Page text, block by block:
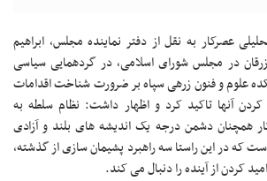
عصرکار به نقل از دفتر نماینده مجلس، ابراهیم
زرقان در مجلس شورای اسلامی، در گردهمایی سیاسی
علوم و فنون زرهی سپاه بر ضرورت شناخت اقدامات
آنها تاکید کرد و اظهار داشت: نظام سلطه به
همچنان دشمن درجه یک اندیشه های بلند و آزادی
که در این راستا سه راهبرد پشیمان سازی از گذشته،
کردن از آینده را دنبال می کند.